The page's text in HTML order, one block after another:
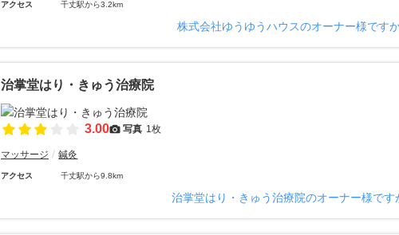
アクセス 千丈駅から3.2km
株式会社ゆうゆうハウスのオーナー様です
治掌堂はり・きゅう治療院
3.00 写真 1枚
マッサージ 鍼灸
アクセス 千丈駅から9.8km
治掌堂はり・きゅう治療院のオーナー様です